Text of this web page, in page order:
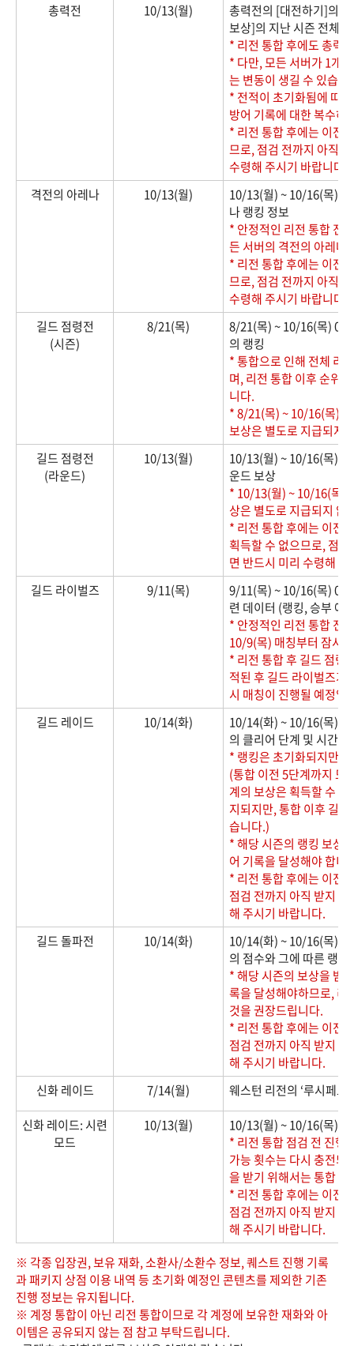
총력전
10/13(월)
총력전의 [대전하기]의
보상]의 지난 시즌 전체
* 리전 통합 후에도 총력
* 다만, 모든 서버가 1개
는 변동이 생길 수 있습니
* 전적이 초기화됨에 따
방어 기록에 대한 복수하
* 리전 통합 후에는 이전
므로, 점검 전까지 아직
수령해 주시기 바랍니다.
격전의 아레나
10/13(월)
10/13(월) ~ 10/16(목)
나 랭킹 정보
* 안정적인 리전 통합 진
든 서버의 격전의 아레나
* 리전 통합 후에는 이전
므로, 점검 전까지 아직
수령해 주시기 바랍니다.
길드 점령전
(시즌)
8/21(목)
8/21(목) ~ 10/16(목)
의 랭킹
* 통합으로 인해 전체 리
며, 리전 통합 이후 순위
니다.
* 8/21(목) ~ 10/16(목)
보상은 별도로 지급되지
길드 점령전
(라운드)
10/13(월)
10/13(월) ~ 10/16(목)
운드 보상
* 10/13(월) ~ 10/16(목)
상은 별도로 지급되지 않
* 리전 통합 후에는 이전
획득할 수 없으므로, 점
면 반드시 미리 수령해
길드 라이벌즈
9/11(목)
9/11(목) ~ 10/16(목)
련 데이터 (랭킹, 승부 예
* 안정적인 리전 통합 진
10/9(목) 매칭부터 잠시
* 리전 통합 후 길드 점령
적된 후 길드 라이벌즈가
시 매칭이 진행될 예정입
길드 레이드
10/14(화)
10/14(화) ~ 10/16(목)
의 클리어 단계 및 시간에
* 랭킹은 초기화되지만
(통합 이전 5단계까지 모
계의 보상은 획득할 수
지되지만, 통합 이후 길
습니다.)
* 해당 시즌의 랭킹 보상
어 기록을 달성해야 합니
* 리전 통합 후에는 이전
점검 전까지 아직 받지
해 주시기 바랍니다.
길드 돌파전
10/14(화)
10/14(화) ~ 10/16(목)
의 점수와 그에 따른 랭킹
* 해당 시즌의 보상을 받
록을 달성해야하므로, 리
것을 권장드립니다.
* 리전 통합 후에는 이전
점검 전까지 아직 받지
해 주시기 바랍니다.
신화 레이드
7/14(월)
웨스턴 리전의 ‘루시페르
신화 레이드: 시련
모드
10/13(월)
10/13(월) ~ 10/16(목)
* 리전 통합 점검 전 진행
가능 횟수는 다시 충전되
을 받기 위해서는 통합
* 리전 통합 후에는 이전
점검 전까지 아직 받지
해 주시기 바랍니다.
※ 각종 입장권, 보유 재화, 소환사/소환수 정보, 퀘스트 진행 기록
과 패키지 상점 이용 내역 등 초기화 예정인 콘텐츠를 제외한 기존
진행 정보는 유지됩니다.
※ 계정 통합이 아닌 리전 통합이므로 각 계정에 보유한 재화와 아
이템은 공유되지 않는 점 참고 부탁드립니다.